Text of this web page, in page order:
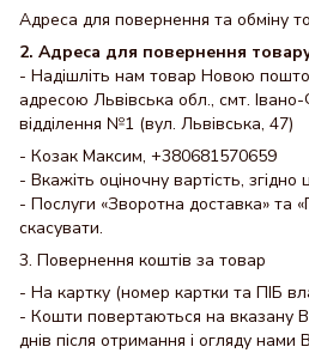
Адреса для повернення та обміну
2. Адреса для повернення
- Надішліть нам товар Новою
адресою Львівська обл., смт.
відділення №1 (вул. Львівська, 47)
- Козак Максим, +380681570659
- Вкажіть оціночну вартість, згідно
- Послуги «Зворотна доставка» та
скасувати.
3. Повернення коштів за товар
- На картку (номер картки та ПІБ
- Кошти повертаються на вказану
днів після отримання і огляду